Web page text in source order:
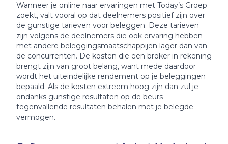
Wanneer je online naar ervaringen met Today’s Groep
zoekt, valt vooral op dat deelnemers positief zijn over
de gunstige tarieven voor beleggen. Deze tarieven
zijn volgens de deelnemers die ook ervaring hebben
met andere beleggingsmaatschappijen lager dan van
de concurrenten. De kosten die een broker in rekening
brengt zijn van groot belang, want mede daardoor
wordt het uiteindelijke rendement op je beleggingen
bepaald. Als de kosten extreem hoog zijn dan zul je
ondanks gunstige resultaten op de beurs
tegenvallende resultaten behalen met je belegde
vermogen.